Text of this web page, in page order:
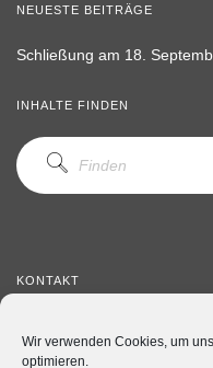
Wir verwenden Cookies, um
optimieren.
NEUESTE BEITRÄGE
Schließung am 18.
INHALTE FINDEN
KONTAKT
Telefax: 05171 71469